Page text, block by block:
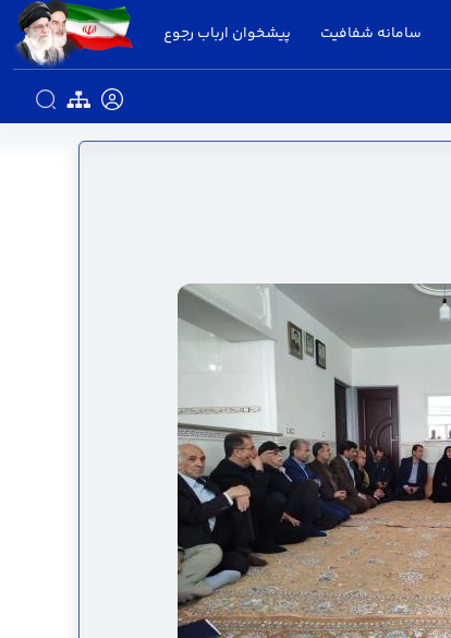
سامانه شفافیت پیشخوان ارباب رجوع